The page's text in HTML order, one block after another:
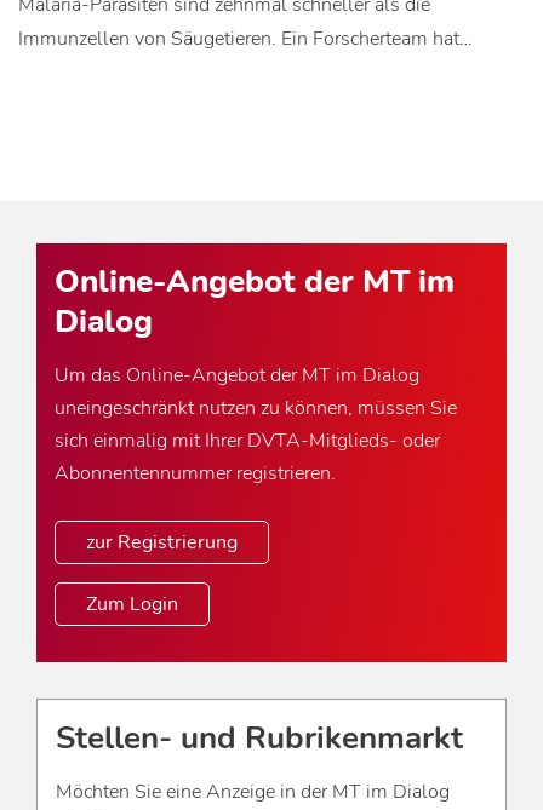
Immunzellen von Säugetieren. Ein Forscherteam hat…
Online-Angebot der MT im
Dialog
Um das Online-Angebot der MT im Dialog
uneingeschränkt nutzen zu können, müssen Sie
sich einmalig mit Ihrer DVTA-Mitglieds- oder
Abonnentennummer registrieren.
zur Registrierung
Zum Login
Stellen- und Rubrikenmarkt
Möchten Sie eine Anzeige in der MT im Dialog